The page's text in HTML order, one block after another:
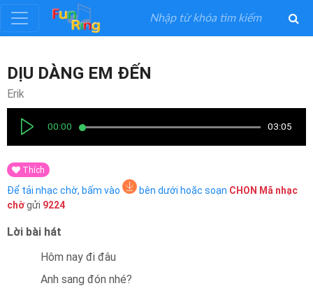
Đăng
ký
nhập
Thể
Loại
Nghệ
DỊU DÀNG EM ĐẾN
Erik
00:00 03:05
Thích
Để tải nhạc chờ, bấm vào bên dưới hoặc soạn CHON Mã nhạc
chờgửi 9224
Lời bài hát
Hôm nay đi đâu
Anh sang đón nhé?